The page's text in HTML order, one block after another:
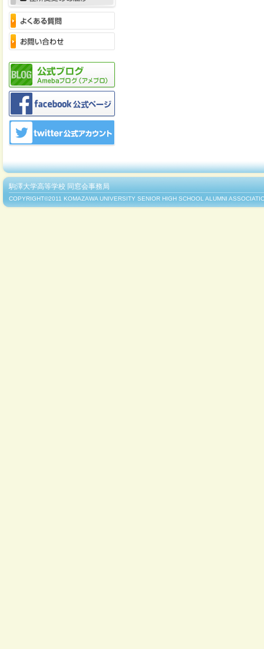
駒澤大学高等学校 同窓会事務局
COPYRIGHT©2011 KOMAZAWA UNIVERSITY SENIOR HIGH SCHOOL ALUMNI